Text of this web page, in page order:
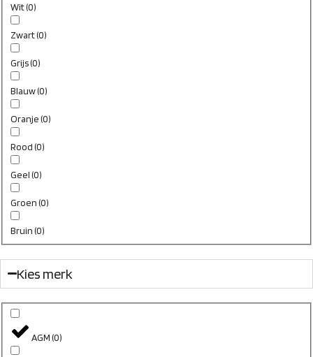
Wit(0)
Zwart(0)
Grijs(0)
Blauw(0)
Oranje(0)
Rood(0)
Geel(0)
Groen(0)
Bruin(0)
Kies merk
AGM(0)